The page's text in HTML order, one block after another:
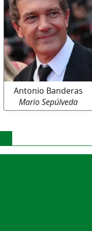
Antonio Banderas
Mario Sepúlveda